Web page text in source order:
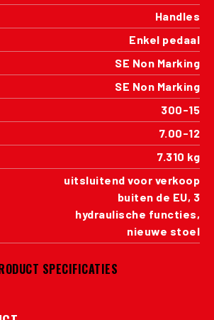
Handles
Enkel pedaal
SE Non Marking
SE Non Marking
300-15
7.00-12
7.310 kg
uitsluitend voor verkoop
buiten de EU, 3
hydraulische functies,
nieuwe stoel
SPECIFICATIES